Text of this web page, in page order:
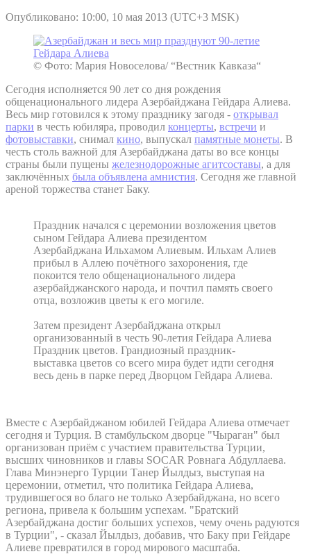
Опубликовано: 10:00, 10 мая 2013 (UTC+3 MSK)
© Фото: Мария Новоселова/ “Вестник Кавказа“
Сегодня исполняется 90 лет со дня рождения
общенационального лидера Азербайджана Гейдара Алиева.
Весь мир готовился к этому празднику загодя - открывал
парки в честь юбиляра, проводил концерты, встречи и
фотовыставки, снимал кино, выпускал памятные монеты. В
честь столь важной для Азербайджана даты во все концы
страны были пущены железнодорожные агитсоставы, а для
заключённых была объявлена амнистия. Сегодня же главной
ареной торжества станет Баку.
Праздник начался с церемонии возложения цветов
сыном Гейдара Алиева президентом
Азербайджана Ильхамом Алиевым. Ильхам Алиев
прибыл в Аллею почётного захоронения, где
покоится тело общенационального лидера
азербайджанского народа, и почтил память своего
отца, возложив цветы к его могиле.
Затем президент Азербайджана открыл
организованный в честь 90-летия Гейдара Алиева
Праздник цветов. Грандиозный праздник-
выставка цветов со всего мира будет идти сегодня
весь день в парке перед Дворцом Гейдара Алиева.
Вместе с Азербайджаном юбилей Гейдара Алиева отмечает
сегодня и Турция. В стамбульском дворце "Чыраган" был
организован приём с участием правительства Турции,
высших чиновников и главы SOCAR Ровнага Абдуллаева.
Глава Минэнерго Турции Танер Йылдыз, выступая на
церемонии, отметил, что политика Гейдара Алиева,
трудившегося во благо не только Азербайджана, но всего
региона, привела к большим успехам. "Братский
Азербайджана достиг больших успехов, чему очень радуются
в Турции", - сказал Йылдыз, добавив, что Баку при Гейдаре
Алиеве превратился в город мирового масштаба.